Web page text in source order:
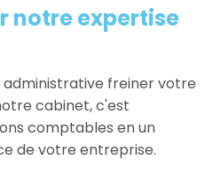
notre expertise
administrative freiner votre
cabinet, c'est
comptables en un
de votre entreprise.